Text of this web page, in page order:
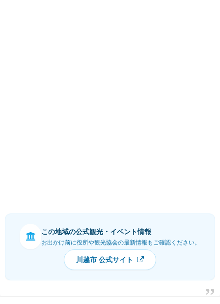
この地域の公式観光・イベント情報
お出かけ前に役所や観光協会の最新情報もご確認ください。
川越市 公式サイト